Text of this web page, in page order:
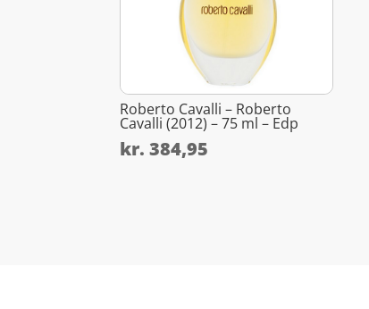
Roberto Cavalli – Roberto
Cavalli (2012) – 75 ml – Edp
kr. 384,95